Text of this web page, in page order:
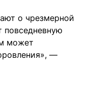
о чрезмерной
повседневную
может
—